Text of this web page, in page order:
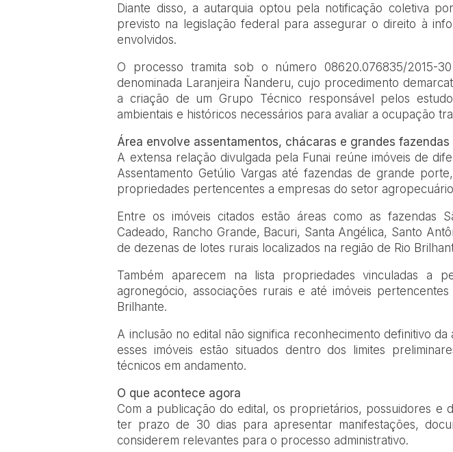
Diante disso, a autarquia optou pela notificação coletiva
previsto na legislação federal para assegurar o direito à
envolvidos.
O processo tramita sob o número 08620.076835/2015-
denominada Laranjeira Ñanderu, cujo procedimento
a criação de um Grupo Técnico responsável pelos
ambientais e históricos necessários para avaliar a ocupação
Área envolve assentamentos, chácaras e grandes fazendas
A extensa relação divulgada pela Funai reúne imóveis de
Assentamento Getúlio Vargas até fazendas de grande
propriedades pertencentes a empresas do setor
Entre os imóveis citados estão áreas como as fazendas
Cadeado, Rancho Grande, Bacuri, Santa Angélica, Santo
de dezenas de lotes rurais localizados na região de Rio
Também aparecem na lista propriedades vinculadas a
agronegócio, associações rurais e até imóveis
Brilhante.
A inclusão no edital não significa reconhecimento definitivo da
esses imóveis estão situados dentro dos limites
técnicos em andamento.
O que acontece agora
Com a publicação do edital, os proprietários, possuidores e
ter prazo de 30 dias para apresentar manifestações,
considerem relevantes para o processo administrativo.